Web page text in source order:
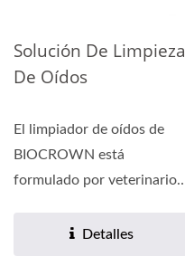
Solución De Limpieza
De Oídos
El limpiador de oídos de
BIOCROWN está
formulado por veterinarios
Detalles